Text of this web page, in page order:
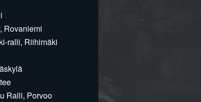
Rovaniemi
ralli, Riihimäki
Ralli, Porvoo